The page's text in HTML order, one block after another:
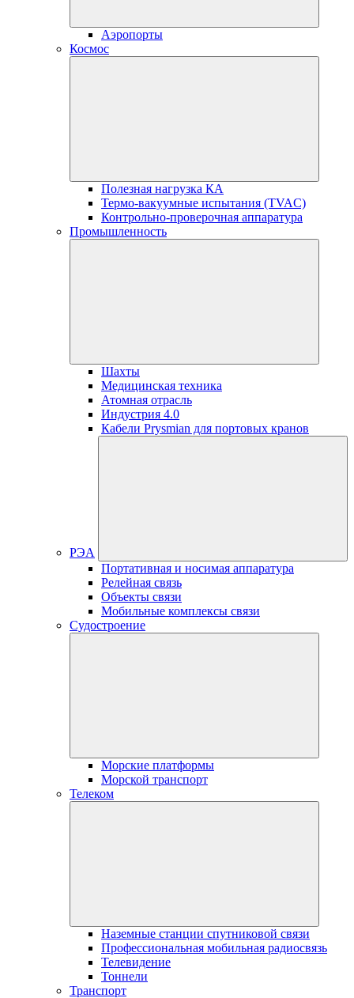
Аэропорты
Космос
Полезная нагрузка КА
Термо-вакуумные испытания (TVAC)
Контрольно-проверочная аппаратура
Промышленность
Шахты
Медицинская техника
Атомная отрасль
Индустрия 4.0
Кабели Prysmian для портовых кранов
РЭА
Портативная и носимая аппаратура
Релейная связь
Объекты связи
Мобильные комплексы связи
Судостроение
Морские платформы
Морской транспорт
Телеком
Наземные станции спутниковой связи
Профессиональная мобильная радиосвязь
Телевидение
Тоннели
Транспорт